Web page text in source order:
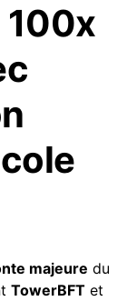
100x
majeure du
TowerBFT et